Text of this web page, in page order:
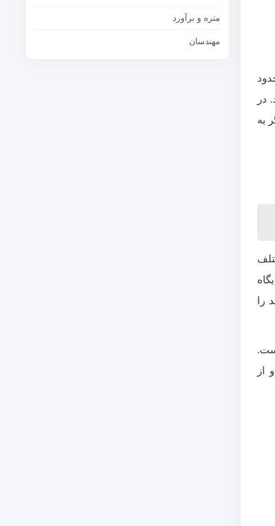
در
به
از
متره و برآورد
مهندسان